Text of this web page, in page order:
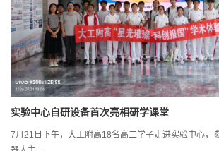
实验中心自研设备首次亮相研学课堂
7月21日下午，大工附高18名高二学子走进实验中心，